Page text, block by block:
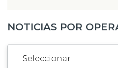
NOTICIAS POR